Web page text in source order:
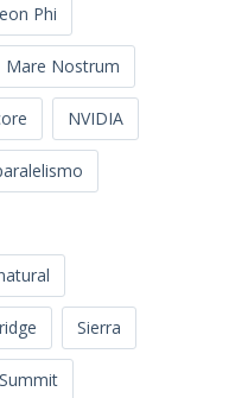
Phi
Mare Nostrum
NVIDIA
Sierra
Summit